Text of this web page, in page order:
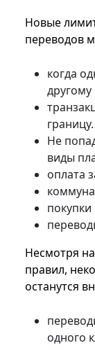
Новые
переводов
когда
другому
границу.
Не
виды
оплата
Несмотря
правил,
останутся
одного